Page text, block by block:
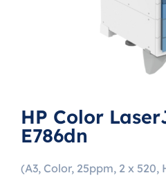
HP Color
E786dn
(A3, Color, 25ppm, 2 x 520,